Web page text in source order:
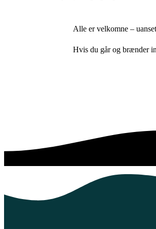
Alle er velkomne –
Hvis du går og brænder